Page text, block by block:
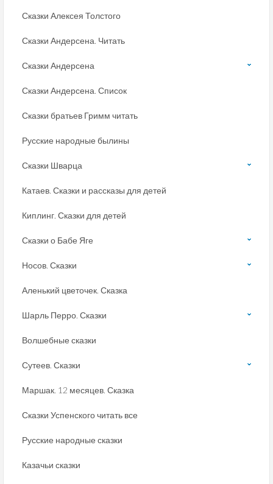
Сказки Алексея Толстого
Сказки Андерсена. Читать
Сказки Андерсена
Сказки Андерсена. Список
Сказки братьев Гримм читать
Русские народные былины
Сказки Шварца
Катаев. Сказки и рассказы для детей
Киплинг. Сказки для детей
Сказки о Бабе Яге
Носов. Сказки
Аленький цветочек. Сказка
Шарль Перро. Сказки
Волшебные сказки
Сутеев. Сказки
Маршак. 12 месяцев. Сказка
Сказки Успенского читать все
Русские народные сказки
Казачьи сказки